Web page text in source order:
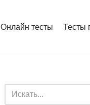
Онлайн тесты Тесты